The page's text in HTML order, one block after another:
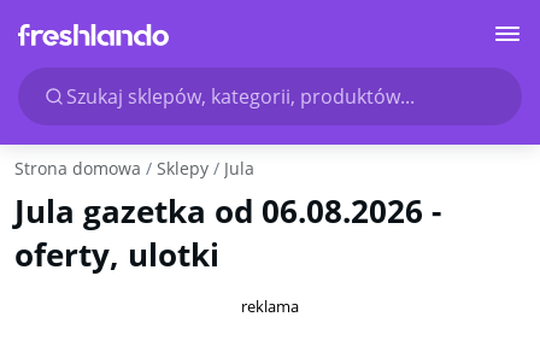
Szukaj sklepów, kategorii, produktów...
Strona domowa Sklepy Jula
Jula gazetka od 06.08.2026 -
oferty, ulotki
reklama